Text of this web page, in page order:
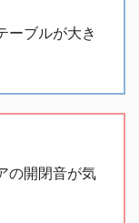
ーブルが大き
の開閉音が気